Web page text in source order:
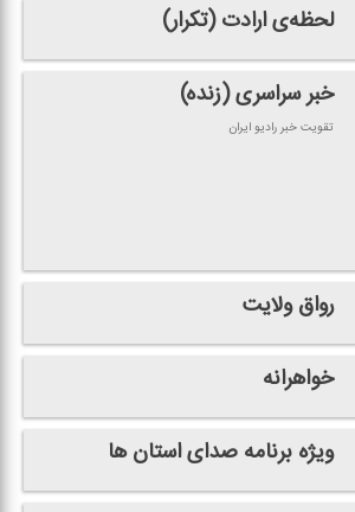
لحظه‌ی ارادت (تكرار)
خبر سراسری (زنده)
تقویت خبر رادیو ایران
رواق ولایت
خواهرانه
ویژه برنامه صدای استان ها